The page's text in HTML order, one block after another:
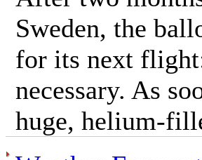
Sweden, the
for its next
necessary. As
huge, helium-